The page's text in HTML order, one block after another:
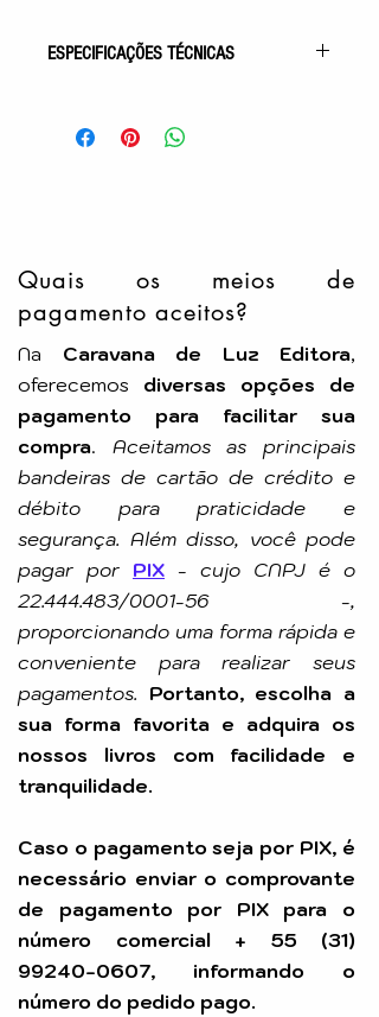
ESPECIFICAÇÕES TÉCNICAS
2ª Obra da Coleção Emmanuel
Acabamento: Capa Comum
Tamanho: 14x21cm
Quais os meios de
pagamento aceitos?
Na Caravana de Luz Editora,
oferecemos diversas opções de
pagamento para facilitar sua
compra. Aceitamos as principais
bandeiras de cartão de crédito e
débito para praticidade e
segurança. Além disso, você pode
pagar por PIX - cujo CNPJ é o
22.444.483/0001-56 -,
proporcionando uma forma rápida e
conveniente para realizar seus
pagamentos. Portanto, escolha a
sua forma favorita e adquira os
nossos livros com facilidade e
tranquilidade.
Caso o pagamento seja por PIX, é
necessário enviar o comprovante
de pagamento por PIX para o
número comercial + 55 (31)
99240-0607, informando o
número do pedido pago.